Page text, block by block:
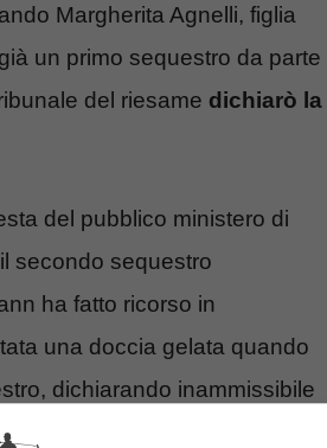
Margherita Agnelli, figlia
un primo sequestro da parte
del riesame dichiarò la
del pubblico ministero di
secondo sequestro
ha fatto ricorso in
una doccia gelata quando
dichiarando inammissibile
il secondo.